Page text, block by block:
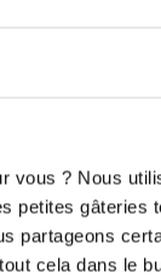
vous ? Nous
petites gâteries
partageons
cela dans le
les ouvertures
DE
-24,4%